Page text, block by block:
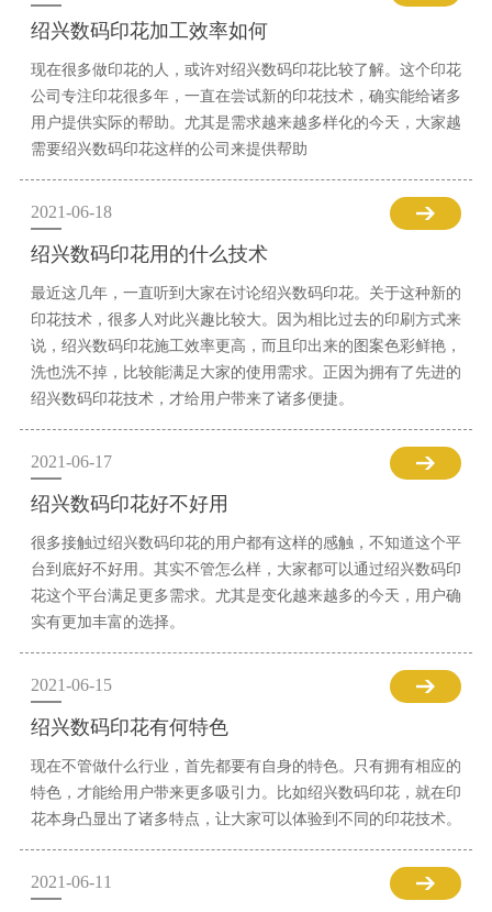
绍兴数码印花加工效率如何
现在很多做印花的人，或许对绍兴数码印花比较了解。这个印花
公司专注印花很多年，一直在尝试新的印花技术，确实能给诸多
用户提供实际的帮助。尤其是需求越来越多样化的今天，大家越
需要绍兴数码印花这样的公司来提供帮助
2021-06-18
绍兴数码印花用的什么技术
最近这几年，一直听到大家在讨论绍兴数码印花。关于这种新的
印花技术，很多人对此兴趣比较大。因为相比过去的印刷方式来
说，绍兴数码印花施工效率更高，而且印出来的图案色彩鲜艳，
洗也洗不掉，比较能满足大家的使用需求。正因为拥有了先进的
绍兴数码印花技术，才给用户带来了诸多便捷。
2021-06-17
绍兴数码印花好不好用
很多接触过绍兴数码印花的用户都有这样的感触，不知道这个平
台到底好不好用。其实不管怎么样，大家都可以通过绍兴数码印
花这个平台满足更多需求。尤其是变化越来越多的今天，用户确
实有更加丰富的选择。
2021-06-15
绍兴数码印花有何特色
现在不管做什么行业，首先都要有自身的特色。只有拥有相应的
特色，才能给用户带来更多吸引力。比如绍兴数码印花，就在印
花本身凸显出了诸多特点，让大家可以体验到不同的印花技术。
2021-06-11